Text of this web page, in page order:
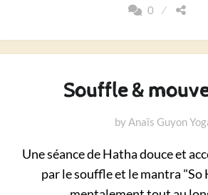
0
Souffle &
byAnaïs Guyon
Une séance de Hatha douce et
par le souffle et le mantra "So